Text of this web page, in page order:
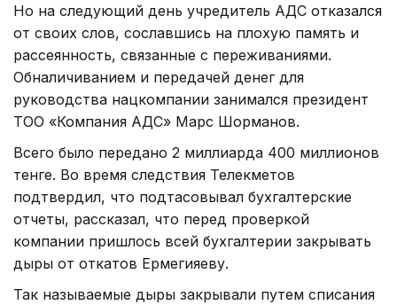
Но на следующий день учредитель АДС отказался
от своих слов, сославшись на плохую память и
рассеянность, связанные с переживаниями.
Обналичиванием и передачей денег для
руководства нацкомпании занимался президент
ТОО «Компания АДС» Марс Шорманов.
Всего было передано 2 миллиарда 400 миллионов
тенге. Во время следствия Телекметов
подтвердил, что подтасовывал бухгалтерские
отчеты, рассказал, что перед проверкой
компании пришлось всей бухгалтерии закрывать
дыры от откатов Ермегияеву.
Так называемые дыры закрывали путем списания